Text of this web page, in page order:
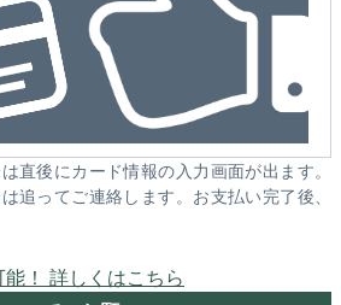
直後にカード情報の入力画面が出ます。
追ってご連絡します。お支払い完了後、
！ 詳しくはこちら